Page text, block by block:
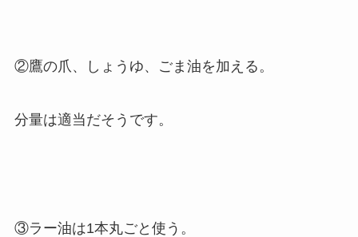
②鷹の爪、しょうゆ、ごま油を加える。
分量は適当だそうです。
③ラー油は1本丸ごと使う。